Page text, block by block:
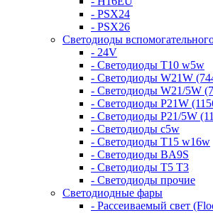
- PSX24
- PSX26
Светодиоды
- 24V
- Светодиоды T10 w5w
- Светодиоды W21W
- Светодиоды W21/5W
- Светодиоды P21W
- Светодиоды P21/5W
- Светодиоды c5w
- Светодиоды T15 w16w
- Светодиоды BA9S
- Светодиоды T5 T3
- Светодиоды прочие
Светодиодные фары
- Рассеиваемый свет